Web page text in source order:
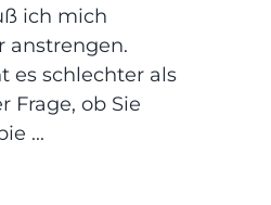
ich mich
anstrengen.
es schlechter als
Frage, ob Sie
...